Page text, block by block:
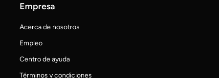
Empresa
Acerca de nosotros
Empleo
Centro de ayuda
Términos y condiciones